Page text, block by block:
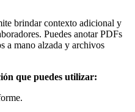
brindar contexto adicional y
Puedes anotar PDFs
a mano alzada y archivos
que puedes utilizar: